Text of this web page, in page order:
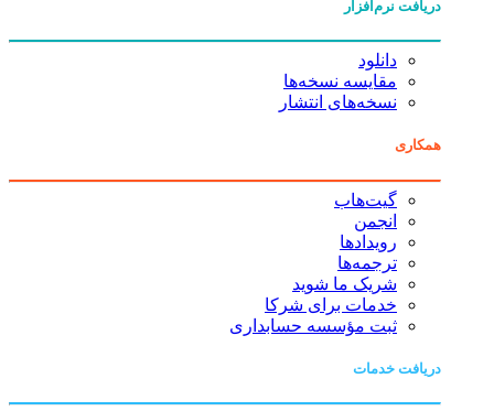
دریافت نرم‌افزار
دانلود
مقایسه نسخه‌ها
نسخه‌های انتشار
همکاری
گیت‌هاب
انجمن
رویدادها
ترجمه‌ها
شریک ما شوید
خدمات برای شرکا
ثبت مؤسسه حسابداری
دریافت خدمات